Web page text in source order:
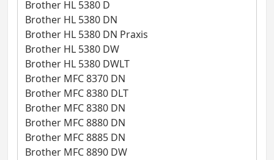
Brother HL 5380 D
Brother HL 5380 DN
Brother HL 5380 DN Praxis
Brother HL 5380 DW
Brother HL 5380 DWLT
Brother MFC 8370 DN
Brother MFC 8380 DLT
Brother MFC 8380 DN
Brother MFC 8880 DN
Brother MFC 8885 DN
Brother MFC 8890 DW